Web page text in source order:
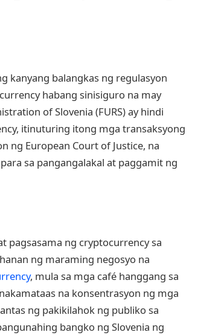
kanyang balangkas ng regulasyon
habang sinisiguro na may
of Slovenia (FURS) ay hindi
itinuturing itong mga transaksyong
ng European Court of Justice, na
sa pangangalakal at paggamit ng
pagsasama ng cryptocurrency sa
ng maraming negosyo na
, mula sa mga café hanggang sa
na konsentrasyon ng mga
ng pakikilahok ng publiko sa
bangko ng Slovenia ng